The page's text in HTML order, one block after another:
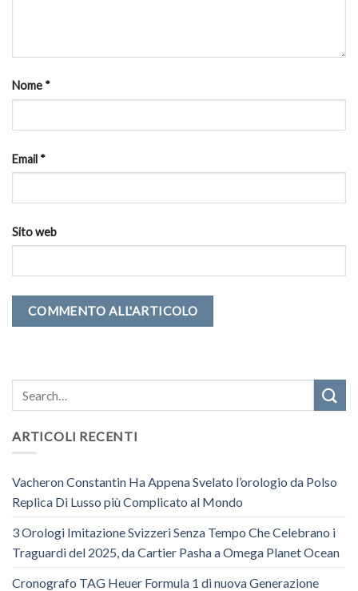
Nome *
Email *
Sito web
ARTICOLI RECENTI
Vacheron Constantin Ha Appena Svelato l’orologio da Polso
Replica Di Lusso più Complicato al Mondo
3 Orologi Imitazione Svizzeri Senza Tempo Che Celebrano i
Traguardi del 2025, da Cartier Pasha a Omega Planet Ocean
Cronografo TAG Heuer Formula 1 di nuova Generazione